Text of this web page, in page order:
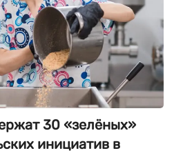
30 «зелёных»
инициатив в